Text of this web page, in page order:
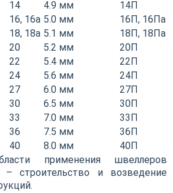
14
16, 16а
18, 18а
20
22
24
27
30
33
36
40
4.9 мм
14П
5.0 мм
16П, 16Па
5.1 мм
18П, 18Па
5.2 мм
20П
5.4 мм
22П
5.6 мм
24П
6.0 мм
27П
6.5 мм
30П
7.0 мм
33П
7.5 мм
36П
8.0 мм
40П
применения швеллеров
– строительство и возведение